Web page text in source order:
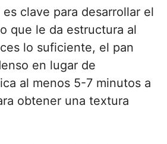
es clave para desarrollar el
que le da estructura al
lo suficiente, el pan
en lugar de
al menos 5-7 minutos a
obtener una textura